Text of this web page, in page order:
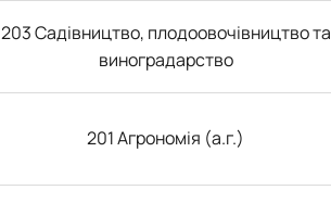
203 Садівництво, плодоовочівництво та
виноградарство
201 Агрономія (а.г.)